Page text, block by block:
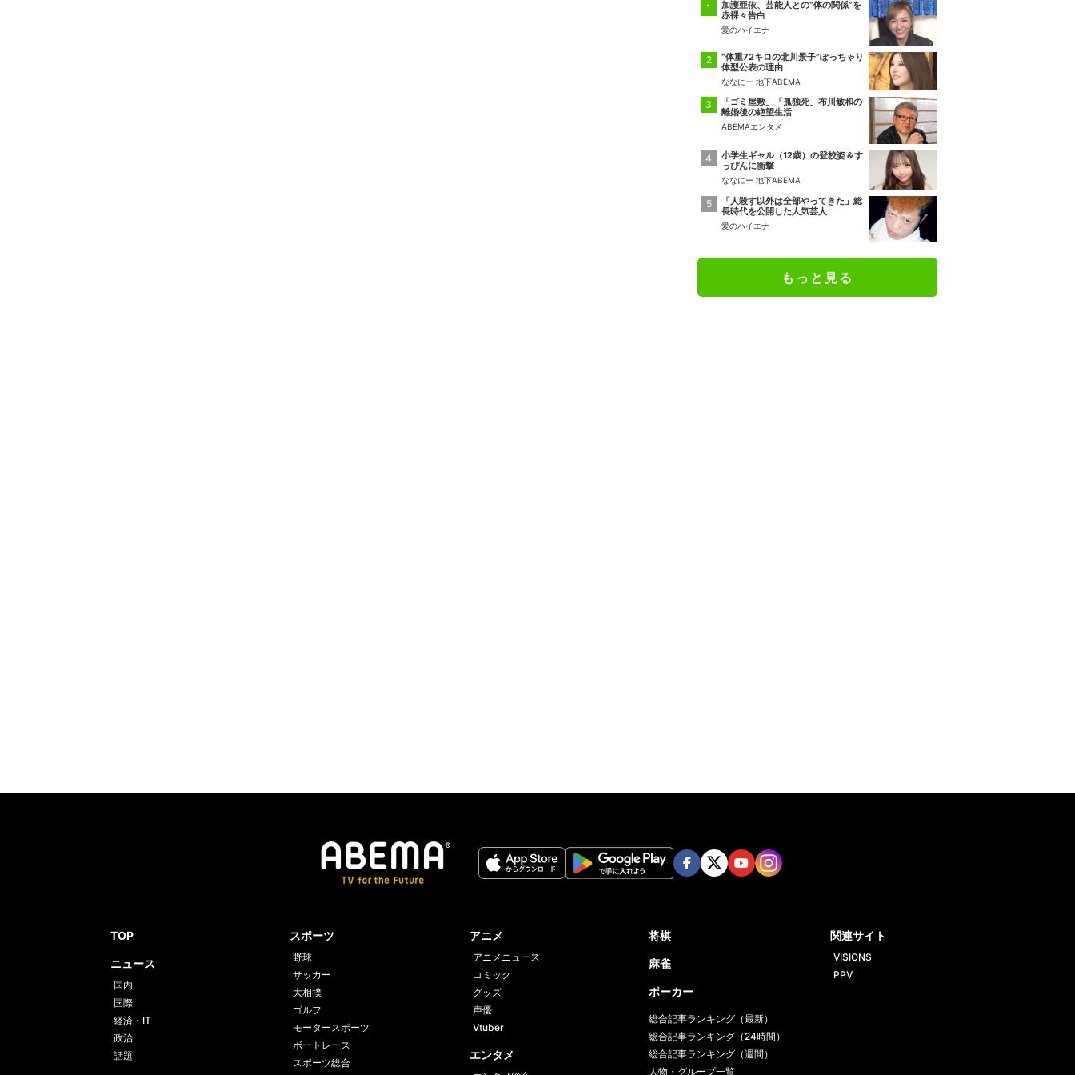
加護亜依、芸能人との“体の関係”を
赤裸々告白
愛のハイエナ
“体重72キロの北川景子”ぽっちゃり
体型公表の理由
ななにー 地下ABEMA
「ゴミ屋敷」「孤独死」布川敏和の
離婚後の絶望生活
ABEMAエンタメ
小学生ギャル（12歳）の登校姿＆す
っぴんに衝撃
ななにー 地下ABEMA
「人殺す以外は全部やってきた」総
長時代を公開した人気芸人
愛のハイエナ
もっと見る
TOP
ニュース
国内
国際
経済・IT
政治
話題
スポーツ
野球
サッカー
大相撲
ゴルフ
モータースポーツ
ボートレース
スポーツ総合
アニメ
アニメニュース
コミック
グッズ
声優
Vtuber
エンタメ
将棋
麻雀
ポーカー
総合記事ランキング（最新）
総合記事ランキング（24時間）
総合記事ランキング（週間）
人物・グループ一覧
関連サイト
VISIONS
PPV